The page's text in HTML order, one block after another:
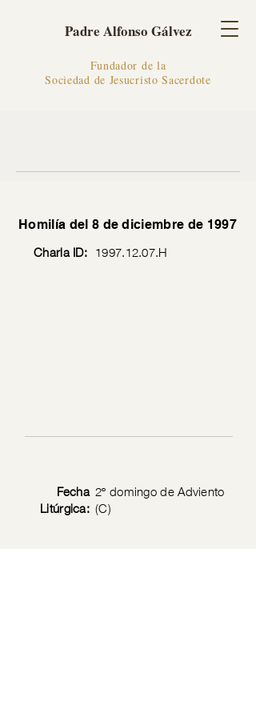
Padre Alfonso Gálvez
Fundador de la
Sociedad de Jesucristo Sacerdote
Homilía del 8 de diciembre de 1997
Charla ID: 1997.12.07.H
Fecha
Litúrgica:
2º domingo de Adviento
(C)